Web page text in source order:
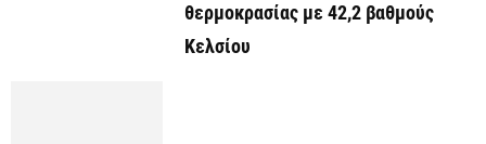
θερμοκρασίας με 42,2 βαθμούς
Κελσίου